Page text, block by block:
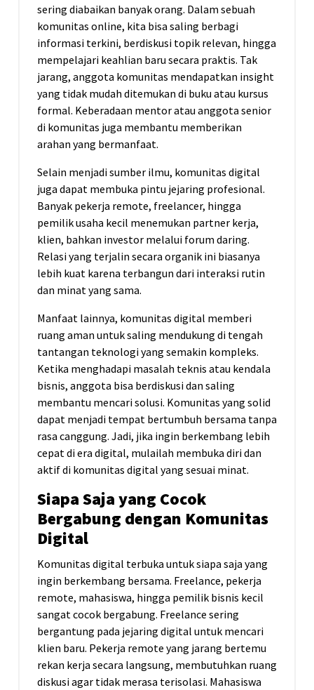
sering diabaikan banyak orang. Dalam sebuah
komunitas online, kita bisa saling berbagi
informasi terkini, berdiskusi topik relevan, hingga
mempelajari keahlian baru secara praktis. Tak
jarang, anggota komunitas mendapatkan insight
yang tidak mudah ditemukan di buku atau kursus
formal. Keberadaan mentor atau anggota senior
di komunitas juga membantu memberikan
arahan yang bermanfaat.
Selain menjadi sumber ilmu, komunitas digital
juga dapat membuka pintu jejaring profesional.
Banyak pekerja remote, freelancer, hingga
pemilik usaha kecil menemukan partner kerja,
klien, bahkan investor melalui forum daring.
Relasi yang terjalin secara organik ini biasanya
lebih kuat karena terbangun dari interaksi rutin
dan minat yang sama.
Manfaat lainnya, komunitas digital memberi
ruang aman untuk saling mendukung di tengah
tantangan teknologi yang semakin kompleks.
Ketika menghadapi masalah teknis atau kendala
bisnis, anggota bisa berdiskusi dan saling
membantu mencari solusi. Komunitas yang solid
dapat menjadi tempat bertumbuh bersama tanpa
rasa canggung. Jadi, jika ingin berkembang lebih
cepat di era digital, mulailah membuka diri dan
aktif di komunitas digital yang sesuai minat.
Siapa Saja yang Cocok
Bergabung dengan Komunitas
Digital
Komunitas digital terbuka untuk siapa saja yang
ingin berkembang bersama. Freelance, pekerja
remote, mahasiswa, hingga pemilik bisnis kecil
sangat cocok bergabung. Freelance sering
bergantung pada jejaring digital untuk mencari
klien baru. Pekerja remote yang jarang bertemu
rekan kerja secara langsung, membutuhkan ruang
diskusi agar tidak merasa terisolasi. Mahasiswa